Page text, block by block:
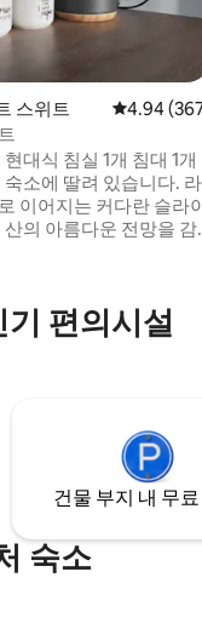
스위트 평점 4.94
4.94
대식 침실 1개 침대 1개
소에 딸려 있습니다. 라
이어지는 커다란 슬라
의 아름다운 전망을 감
시설이 완비된 주방, 스
제한 초고속 와이파이. 테
편의시설
건물 부지 내 무
숙소